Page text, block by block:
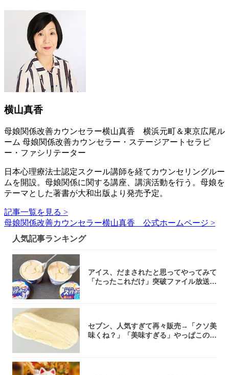
横山真香
母娘関係改善カウンセラー横山真香 横浜元町＆東京広尾ル
ーム 母娘関係改善カウンセラー・ステージアートセラピ
ー・ファシリテーター
日本心理療法士認定スクール講師を経てカウンセリングルー
ムを開設。母娘関係に関する講座、講演活動を行う。母娘を
テーマとした著書が大和出版より発売予定。
記事一覧を見る >
母娘関係改善カウンセラー横山真香 公式ホームページ >
人気記事ランキング
アイス、だまされたと思ってやってみて
「たったこれだけ」突破ファイル放送で
セブン、人気すぎて再々販売→「クソ美
味くね？」「美味すぎる」やっぱこのク